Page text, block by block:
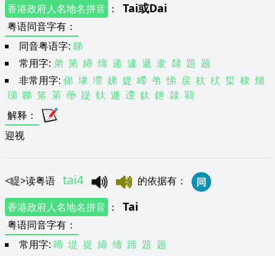
香港政府人名地名拼音 ： Tai或Dai
粤语同音字有 ：
同音粤语字: 睇
常用字: 弟 第 締 缔 递 逮 遞 隶 隸 題 题
非常用字: 俤 埭 墆 娣 媞 嵽 弚 悌 戻 杕 枤 梊 棣 焍
珶 睇 笫 苐 蔕 踶 軑 逓 遰 釱 鉪 隷 鷤
解释 ：
迎视
<睼>读粤语 tai4 的依据有 ：
同
香港政府人名地名拼音 ： Tai
粤语同音字有 ：
常用字: 啼 堤 提 締 缔 蹄 題 题